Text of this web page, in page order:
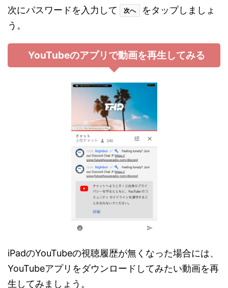
次にパスワードを入力して 次へ
をタップしましょ
う。
YouTubeのアプリで動画を再生してみる
iPadのYouTubeの視聴履歴が無くなった場合には、
YouTubeアプリをダウンロードしてみたい動画を再
生してみましょう。